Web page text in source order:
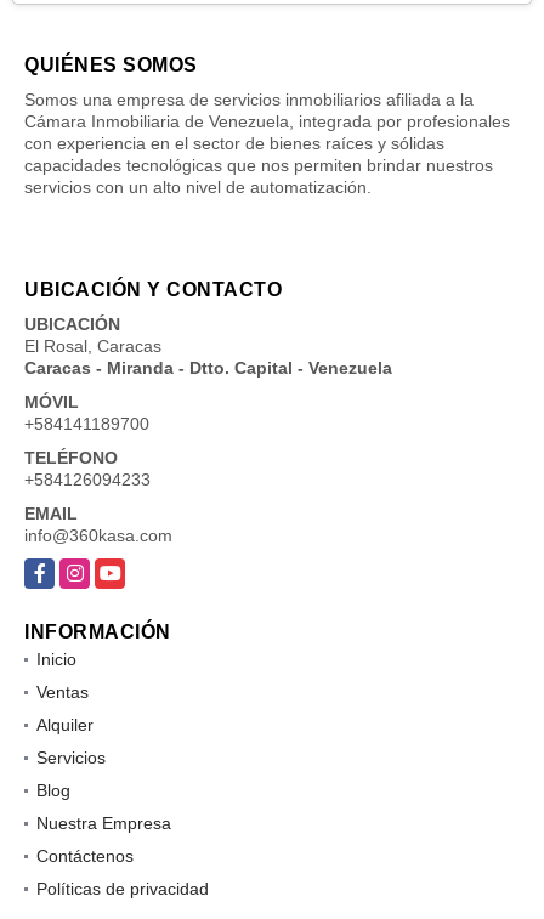
QUIÉNES SOMOS
Somos una empresa de servicios inmobiliarios afiliada a la
Cámara Inmobiliaria de Venezuela, integrada por profesionales
con experiencia en el sector de bienes raíces y sólidas
capacidades tecnológicas que nos permiten brindar nuestros
servicios con un alto nivel de automatización.
UBICACIÓN Y CONTACTO
UBICACIÓN
El Rosal, Caracas
Caracas - Miranda - Dtto. Capital - Venezuela
MÓVIL
+584141189700
TELÉFONO
+584126094233
EMAIL
info@360kasa.com
Facebook
InstagramYouTube
INFORMACIÓN
Inicio
Ventas
Alquiler
Servicios
Blog
Nuestra Empresa
Contáctenos
Políticas de privacidad